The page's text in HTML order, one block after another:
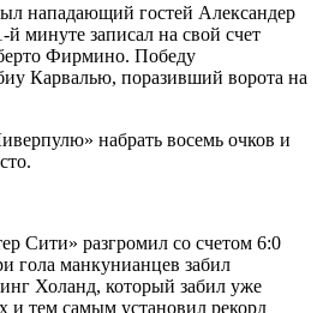
нападающий гостей Александер
минуте записал на свой счет
Фирмино. Победу
Карвалью, поразивший ворота на
набрать восемь очков и
Сити» разгромил со счетом 6:0
гола манкунианцев забил
Холанд, который забил уже
и тем самым установил рекорд